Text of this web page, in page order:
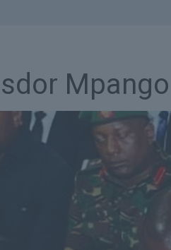
Mpango